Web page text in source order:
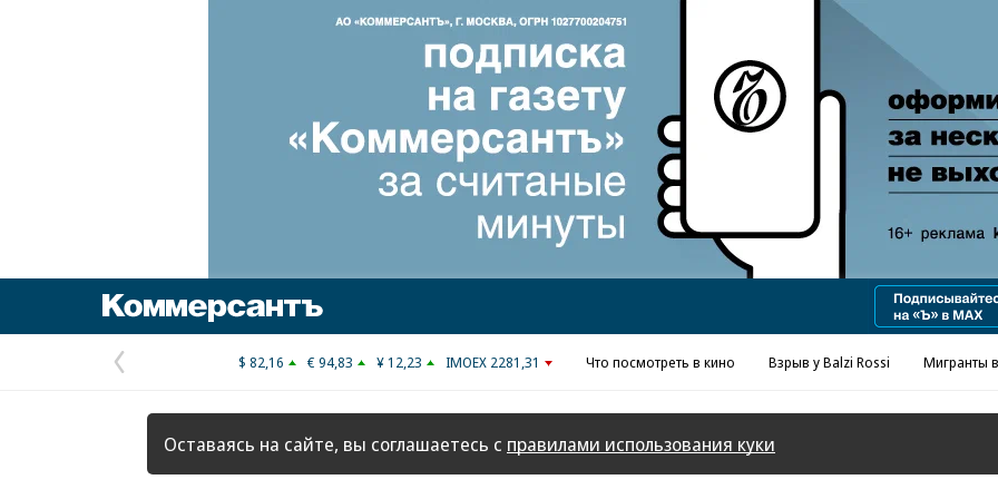
Предыдущая
страница
$ 82,16 € 94,83 ¥ 12,23 IMOEX 2281,31 Что посмотреть в кино Взрыв у Balzi Rossi Мигранты
Оставаясь на сайте, вы соглашаетесь с правилами использования куки